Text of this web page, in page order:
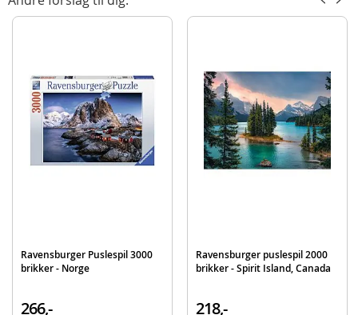
Baseplade og monteringsdele
Antal dele: 185
Alder: fra 8 år
Produktdetaljer
4005555080350
Ravensburger Puslespil 3000
brikker - Norge
266,-
Ravensburger puslespil 2000
brikker - Spirit Island, Canada
218,-